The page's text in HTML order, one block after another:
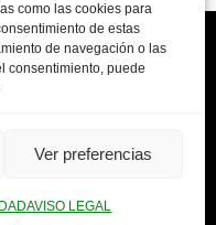
como las cookies para
de estas
de navegación o las
consentimiento, puede
Ver preferencias
AVISO LEGAL